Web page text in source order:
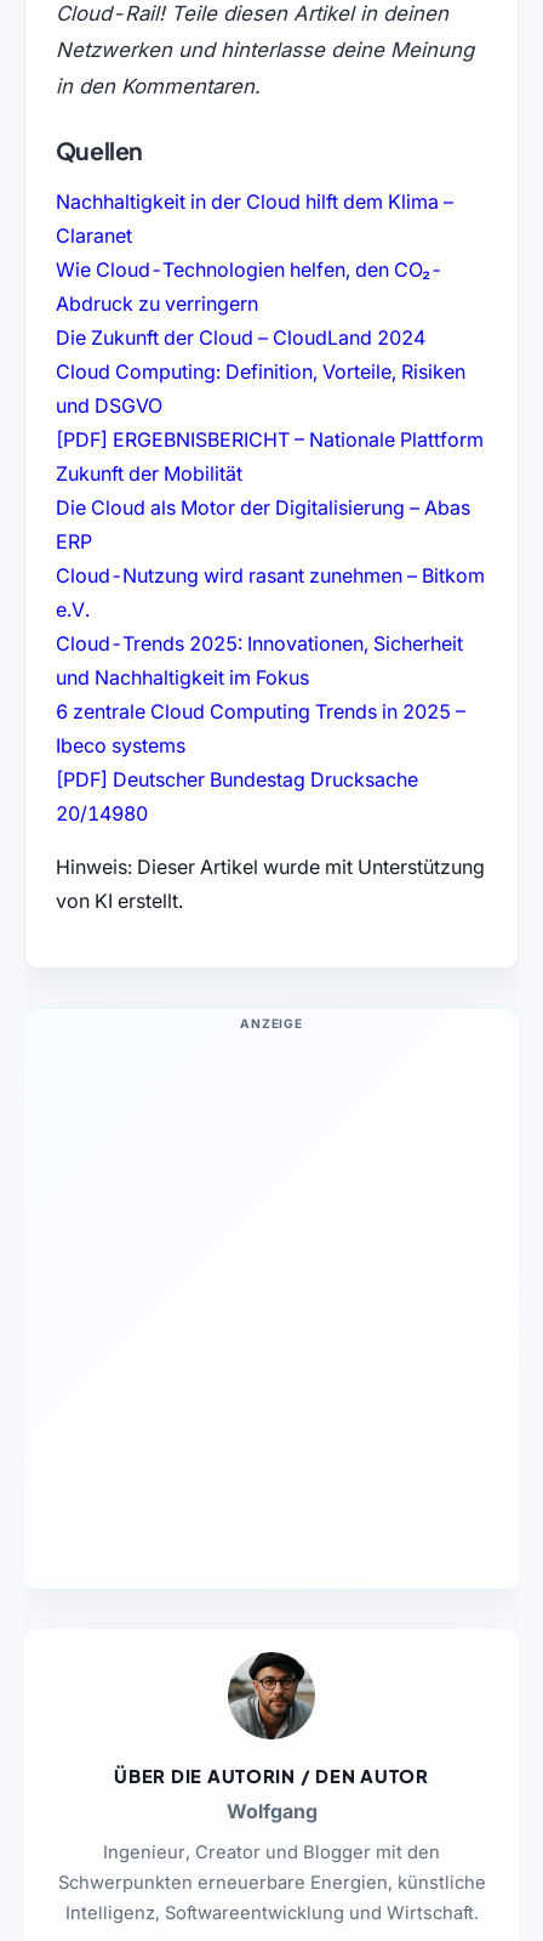
Cloud-Rail! Teile diesen Artikel in deinen
Netzwerken und hinterlasse deine Meinung
in den Kommentaren.
Quellen
Nachhaltigkeit in der Cloud hilft dem Klima –
Claranet(öffnet in neuem Tab)
Wie Cloud-Technologien helfen, den CO₂-
Abdruck zu verringern(öffnet in neuem Tab)
Die Zukunft der Cloud – CloudLand 2024(öffnet in
Cloud Computing: Definition, Vorteile, Risiken
und DSGVO(öffnet in neuem Tab)
[PDF] ERGEBNISBERICHT – Nationale Plattform
Zukunft der Mobilität(öffnet in neuem Tab)
Die Cloud als Motor der Digitalisierung – Abas
ERP(öffnet in neuem Tab)
Cloud-Nutzung wird rasant zunehmen – Bitkom
e.V.(öffnet in neuem Tab)
Cloud-Trends 2025: Innovationen, Sicherheit
und Nachhaltigkeit im Fokus(öffnet in neuem Tab)
6 zentrale Cloud Computing Trends in 2025 –
Ibeco systems(öffnet in neuem Tab)
[PDF] Deutscher Bundestag Drucksache
20/14980(öffnet in neuem Tab)
Hinweis: Dieser Artikel wurde mit Unterstützung
von KI erstellt.
ANZEIGE
ÜBER DIE AUTORIN / DEN AUTOR
Wolfgang
Ingenieur, Creator und Blogger mit den
Schwerpunkten erneuerbare Energien, künstliche
Intelligenz, Softwareentwicklung und Wirtschaft.